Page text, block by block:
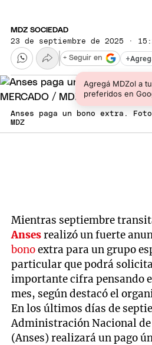
MDZ SOCIEDAD
23 de septiembre de 2025 ·
+
Agregá MDZol a
preferidos en
+ Seguir en
Anses paga un bono extra. Foto:
MDZ
Mientras septiembre
Ansesrealizó un fuerte
bonoextra para un grupo
particular que podrá
importante cifra pensando
mes, según destacó el
En los últimos días de
Administración Nacional
(Anses) realizará un pago